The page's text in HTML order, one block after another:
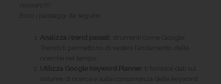
research
Ecco i passaggi da seguire:
Analizza i trend passati : strumenti come Google
Trends ti permettono di vedere l’andamento delle
ricerche nel tempo.
Utilizza Google Keyword Planner : ti fornisce dati sul
volume di ricerca e sulla concorrenza delle keyword.